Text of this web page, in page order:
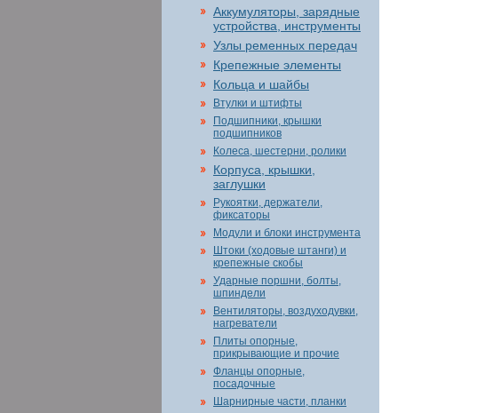
Аккумуляторы, зарядные
устройства, инструменты
Узлы ременных передач
Крепежные элементы
Кольца и шайбы
Втулки и штифты
Подшипники, крышки
подшипников
Колеса, шестерни, ролики
Корпуса, крышки,
заглушки
Рукоятки, держатели,
фиксаторы
Модули и блоки инструмента
Штоки (ходовые штанги) и
крепежные скобы
Ударные поршни, болты,
шпиндели
Вентиляторы, воздуходувки,
нагреватели
Плиты опорные,
прикрывающие и прочие
Фланцы опорные,
посадочные
Шарнирные части, планки